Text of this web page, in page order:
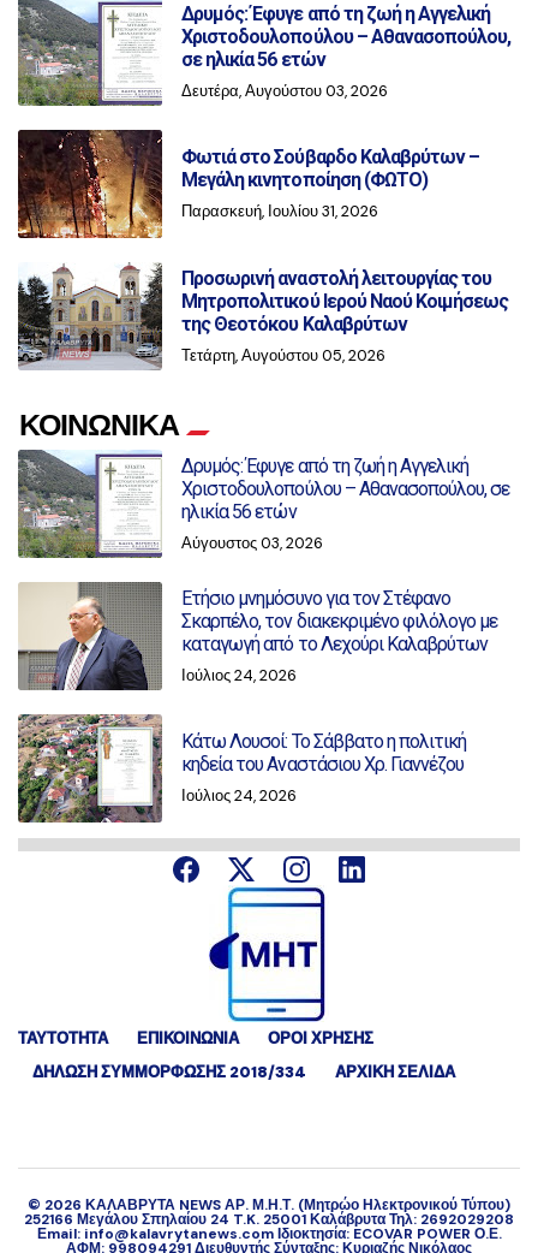
Δρυμός: Έφυγε από τη ζωή η Αγγελική
Χριστοδουλοπούλου – Αθανασοπούλου,
σε ηλικία 56 ετών
Δευτέρα, Αυγούστου 03, 2026
Φωτιά στο Σούβαρδο Καλαβρύτων –
Μεγάλη κινητοποίηση (ΦΩΤΟ)
Παρασκευή, Ιουλίου 31, 2026
Προσωρινή αναστολή λειτουργίας του
Μητροπολιτικού Ιερού Ναού Κοιμήσεως
της Θεοτόκου Καλαβρύτων
Τετάρτη, Αυγούστου 05, 2026
ΚΟΙΝΩΝΙΚΑ
Δρυμός: Έφυγε από τη ζωή η Αγγελική
Χριστοδουλοπούλου – Αθανασοπούλου, σε
ηλικία 56 ετών
Αύγουστος 03, 2026
Ετήσιο μνημόσυνο για τον Στέφανο
Σκαρπέλο, τον διακεκριμένο φιλόλογο με
καταγωγή από το Λεχούρι Καλαβρύτων
Ιούλιος 24, 2026
Κάτω Λουσοί: Το Σάββατο η πολιτική
κηδεία του Αναστάσιου Χρ. Γιαννέζου
Ιούλιος 24, 2026
ΤΑΥΤΟΤΗΤΑ ΕΠΙΚΟΙΝΩΝΙΑ
ΟΡΟΙ ΧΡΗΣΗΣ
ΔΉΛΩΣΗ ΣΥΜΜΌΡΦΩΣΗΣ 2018/334
ΑΡΧΙΚΗ ΣΕΛΙΔΑ
© 2026 ΚΑΛΑΒΡΥΤΑ NEWS ΑΡ. Μ.Η.Τ. (Μητρώο Ηλεκτρονικού Τύπου)
252166 Μεγάλου Σπηλαίου 24 T.K. 25001 Καλάβρυτα Τηλ: 2692029208
Εmail: info@kalavrytanews.com Ιδιοκτησία: ECOVAR POWER Ο.Ε.
ΑΦΜ: 998094291 Διευθυντής Σύνταξης: Κυριαζής Νικόλαος